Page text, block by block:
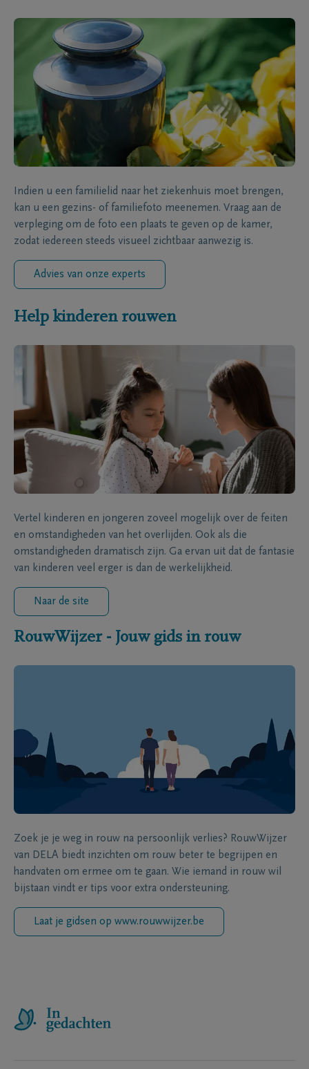
Indien u een familielid naar het ziekenhuis moet brengen,
kan u een gezins- of familiefoto meenemen. Vraag aan de
verpleging om de foto een plaats te geven op de kamer,
zodat iedereen steeds visueel zichtbaar aanwezig is.
Advies van onze experts
Help kinderen rouwen
Vertel kinderen en jongeren zoveel mogelijk over de feiten
en omstandigheden van het overlijden. Ook als die
omstandigheden dramatisch zijn. Ga ervan uit dat de fantasie
van kinderen veel erger is dan de werkelijkheid.
Naar de site
RouwWijzer - Jouw gids in rouw
Zoek je je weg in rouw na persoonlijk verlies? RouwWijzer
van DELA biedt inzichten om rouw beter te begrijpen en
handvaten om ermee om te gaan. Wie iemand in rouw wil
bijstaan vindt er tips voor extra ondersteuning.
Laat je gidsen op www.rouwwijzer.be